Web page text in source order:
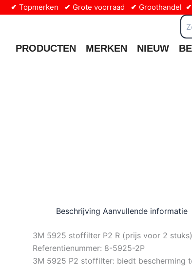
inhoud
✔ Topmerken ✔ Grote voorraad ✔ Groothandel ✔
PRODUCTEN MERKEN NIEUW
Beschrijving Aanvullende informatie
3M 5925 stoffilter P2 R (prijs voor 2 stuks)
Referentienummer: 8-5925-2P
3M 5925 P2 stoffilter: biedt bescherming